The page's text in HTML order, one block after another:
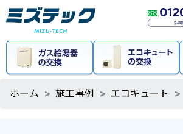
ホーム 施工事例 エコキュート